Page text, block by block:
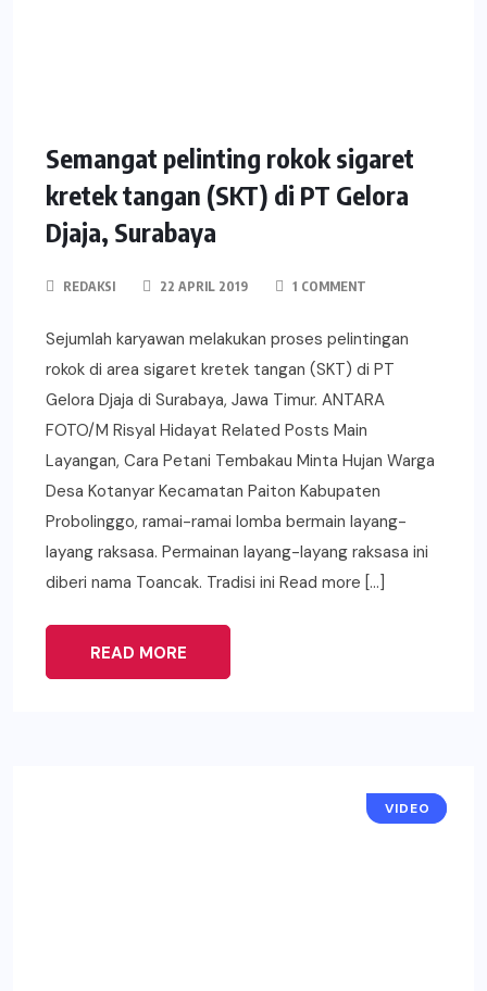
Semangat pelinting rokok sigaret
kretek tangan (SKT) di PT Gelora
Djaja, Surabaya
REDAKSI 22 APRIL 2019 1 COMMENT
Sejumlah karyawan melakukan proses pelintingan
rokok di area sigaret kretek tangan (SKT) di PT
Gelora Djaja di Surabaya, Jawa Timur. ANTARA
FOTO/M Risyal Hidayat Related Posts Main
Layangan, Cara Petani Tembakau Minta Hujan Warga
Desa Kotanyar Kecamatan Paiton Kabupaten
Probolinggo, ramai-ramai lomba bermain layang-
layang raksasa. Permainan layang-layang raksasa ini
diberi nama Toancak. Tradisi ini Read more […]
READ MORE
LENSA
VIDEO